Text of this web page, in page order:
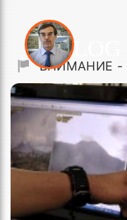
ВНИМАНИЕ -